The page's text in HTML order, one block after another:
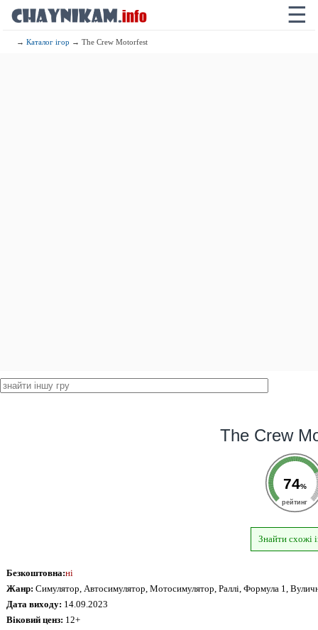
☰
→Каталог ігор → The Crew Motorfest
The Crew
74%
рейтинг
Знайти схожі
Безкоштовна:ні
Жанр: Симулятор, Автосимулятор, Мотосимулятор, Раллі, Формула 1,
Дата виходу: 14.09.2023
Віковий ценз: 12+